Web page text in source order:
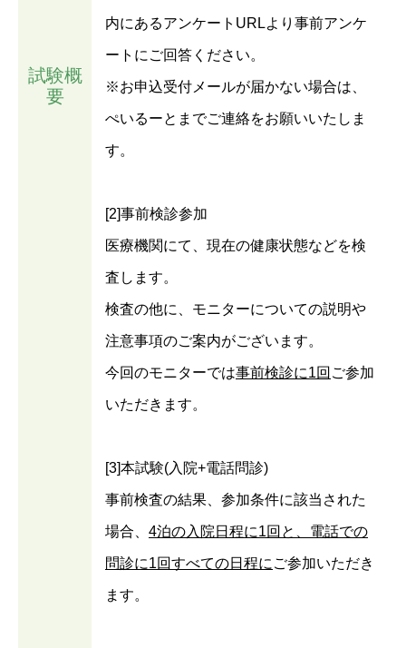
試験概
要
内にあるアンケートURLより事前アンケ
ートにご回答ください。
※お申込受付メールが届かない場合は、
ぺいるーとまでご連絡をお願いいたしま
す。
[2]事前検診参加
医療機関にて、現在の健康状態などを検
査します。
検査の他に、モニターについての説明や
注意事項のご案内がございます。
今回のモニターでは事前検診に1回 ご参加
いただきます。
[3]本試験(入院+電話問診)
事前検査の結果、参加条件に該当された
場合、 4泊の入院日程に1回と、電話での
問診に1回すべての日程に ご参加いただき
ます。